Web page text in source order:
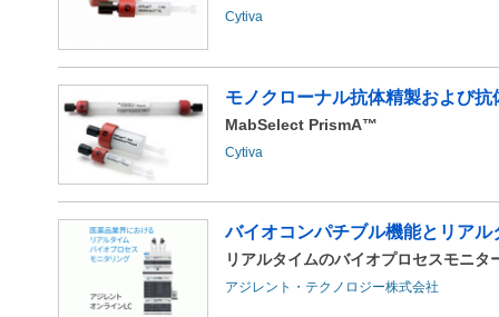
Cytiva
モノクローナル抗体精製および
MabSelect PrismA™
Cytiva
バイオコンパチブル機能とリア
リアルタイムのバイオプロセスモニ
アジレント・テクノロジー株式会社